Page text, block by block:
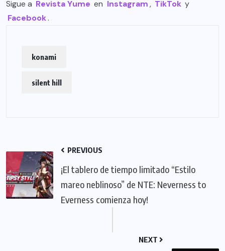
Sigue a Revista Yume en Instagram, TikTok y
Facebook.
konami
silent hill
PREVIOUS
¡El tablero de tiempo limitado “Estilo
mareo neblinoso” de NTE: Neverness to
Everness comienza hoy!
NEXT